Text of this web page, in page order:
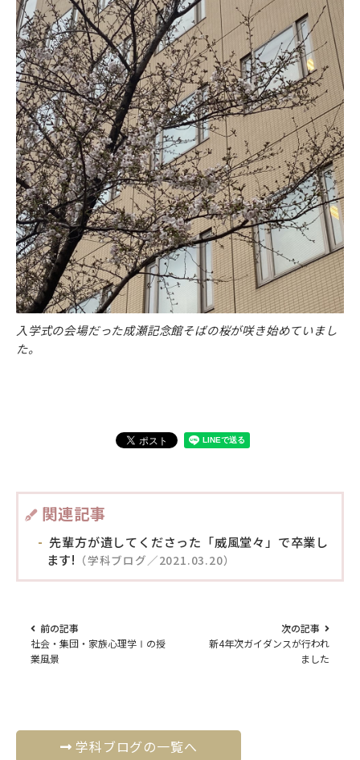
入学式の会場だった成瀬記念館そばの桜が咲き始めていまし
た。
関連記事
先輩方が遺してくださった「威風堂々」で卒業し
ます! （学科ブログ／2021.03.20）
前の記事
社会・集団・家族心理学Ⅰの授
業風景
次の記事
新4年次ガイダンスが行われ
ました
学科ブログの一覧へ